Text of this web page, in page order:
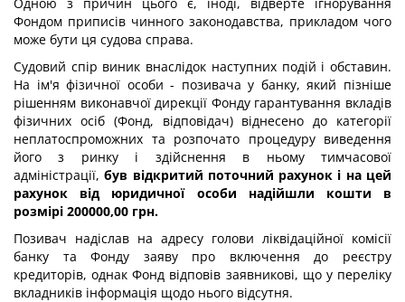
Фондом приписів чинного законодавства, прикладом чого
може бути ця судова справа.
Судовий спір виник внаслідок наступних подій і обставин.
На ім'я фізичної особи - позивача у банку, який пізніше
рішенням виконавчої дирекції Фонду гарантування вкладів
фізичних осіб (Фонд, відповідач) віднесено до категорії
неплатоспроможних та розпочато процедуру виведення
його з ринку і здійснення в ньому тимчасової
адміністрації,був відкритий поточний рахунок і на цей
рахунок від юридичної особи надійшли кошти в
розмірі 200000,00 грн.
Позивач надіслав на адресу голови ліквідаційної комісії
банку та Фонду заяву про включення до реєстру
кредиторів, однак Фонд відповів заявникові, що у переліку
вкладників інформація щодо нього відсутня.